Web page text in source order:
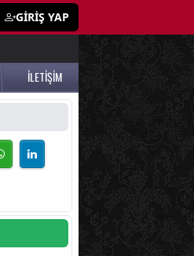
GİRİŞ YAP
İLETİŞİM